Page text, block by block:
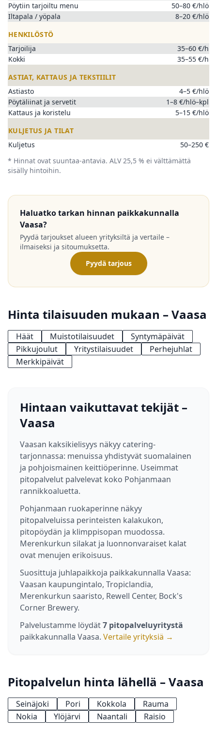
Pöytiin tarjoiltu menu
50–80 €/hlö
Iltapala / yöpala
8–20 €/hlö
HENKILÖSTÖ
Tarjoilija
35–60 €/h
Kokki
35–55 €/h
ASTIAT, KATTAUS JA TEKSTIILIT
Astiasto
4–5 €/hlö
Pöytäliinat ja servetit
1–8 €/hlö–kpl
Kattaus ja koristelu
5–15 €/hlö
KULJETUS JA TILAT
Kuljetus
50–250 €
* Hinnat ovat suuntaa-antavia. ALV 25,5 % ei välttämättä
sisälly hintoihin.
Haluatko tarkan hinnan paikkakunnalla
Vaasa?
Pyydä tarjoukset alueen yrityksiltä ja vertaile –
ilmaiseksi ja sitoumuksetta.
Pyydä tarjous
Hinta tilaisuuden mukaan – Vaasa
Häät Muistotilaisuudet
Syntymäpäivät
Pikkujoulut
Yritystilaisuudet
Perhejuhlat
Merkkipäivät
Hintaan vaikuttavat tekijät –
Vaasa
Vaasan kaksikielisyys näkyy catering-
tarjonnassa: menuissa yhdistyvät suomalainen
ja pohjoismainen keittiöperinne. Useimmat
pitopalvelut palvelevat koko Pohjanmaan
rannikkoaluetta.
Pohjanmaan ruokaperinne näkyy
pitopalveluissa perinteisten kalakukon,
pitopöydän ja klimppisopan muodossa.
Merenkurkun silakat ja luonnonvaraiset kalat
ovat menujen erikoisuus.
Suosittuja juhlapaikkoja paikkakunnalla Vaasa:
Vaasan kaupungintalo, Tropiclandia,
Merenkurkun saaristo, Rewell Center, Bock's
Corner Brewery.
Palvelustamme löydät7 pitopalveluyritystä
paikkakunnalla Vaasa. Vertaile yrityksiä →
Pitopalvelun hinta lähellä – Vaasa
Seinäjoki Pori Kokkola
Rauma
Nokia
Ylöjärvi Naantali Raisio